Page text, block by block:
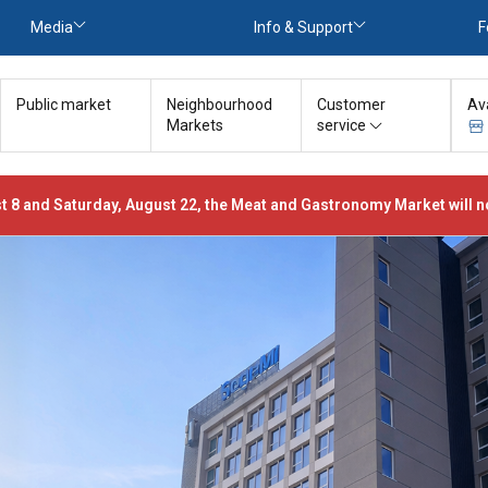
Media Info & Support
Public market
Neighbourhood
Markets
Customer
service
8 and Saturday, August 22, the Meat and Gastronomy Market will